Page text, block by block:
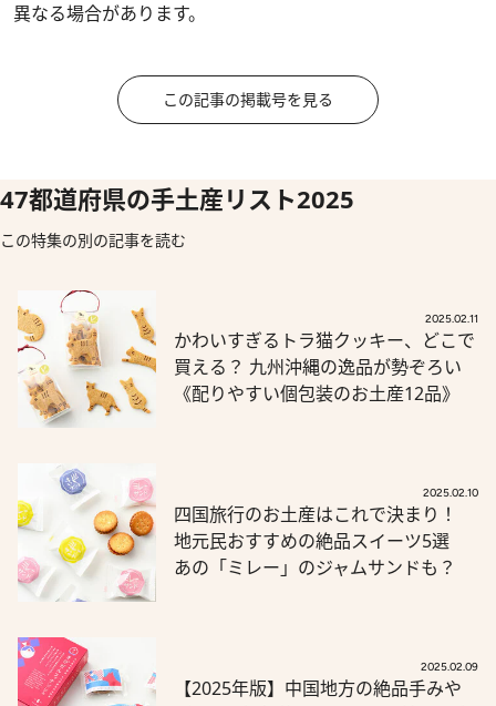
異なる場合があります。
この記事の掲載号を見る
47都道府県の手土産リスト2025
この特集の別の記事を読む
2025.02.11
かわいすぎるトラ猫クッキー、どこで
買える？ 九州沖縄の逸品が勢ぞろい
《配りやすい個包装のお土産12品》
2025.02.10
四国旅行のお土産はこれで決まり！
地元民おすすめの絶品スイーツ5選
あの「ミレー」のジャムサンドも？
2025.02.09
【2025年版】中国地方の絶品手みや